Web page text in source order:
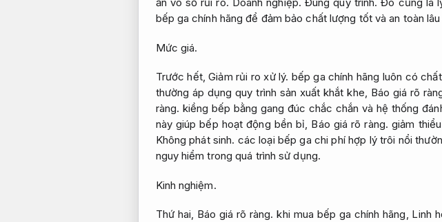
bếp ga chính hãng để đảm bảo chất lượng tốt và an toàn lâu
Mức giá.
Trước hết,Giảm rủi ro xử lý. bếp ga chính hãng luôn có
thường áp dụng quy trình sản xuất khắt khe, Báo giá rõ
ràng. kiềng bếp bằng gang đúc chắc chắn và hệ thống
này giúp bếp hoạt động bền bỉ, Báo giá rõ ràng. giảm
Không phát sinh. các loại bếp ga chi phí hợp lý trôi nổi
nguy hiểm trong quá trình sử dụng.
Kinh nghiệm.
Thứ hai, Báo giá rõ ràng. khi mua bếp ga chính hãng, Linh